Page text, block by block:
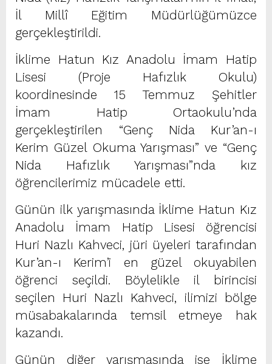
İl Millî Eğitim Müdürlüğümüzce
gerçekleştirildi.
İklime Hatun Kız Anadolu İmam Hatip
Lisesi (Proje Hafızlık Okulu)
koordinesinde 15 Temmuz Şehitler
İmam Hatip Ortaokulu’nda
gerçekleştirilen “Genç Nida Kur’an-ı
Kerim Güzel Okuma Yarışması” ve “Genç
Nida Hafızlık Yarışması”nda kız
öğrencilerimiz mücadele etti.
Günün ilk yarışmasında İklime Hatun Kız
Anadolu İmam Hatip Lisesi öğrencisi
Huri Nazlı Kahveci, jüri üyeleri tarafından
Kur’an-ı Kerim’i en güzel okuyabilen
öğrenci seçildi. Böylelikle il birincisi
seçilen Huri Nazlı Kahveci, ilimizi bölge
müsabakalarında temsil etmeye hak
kazandı.
Günün diğer yarışmasında ise İklime